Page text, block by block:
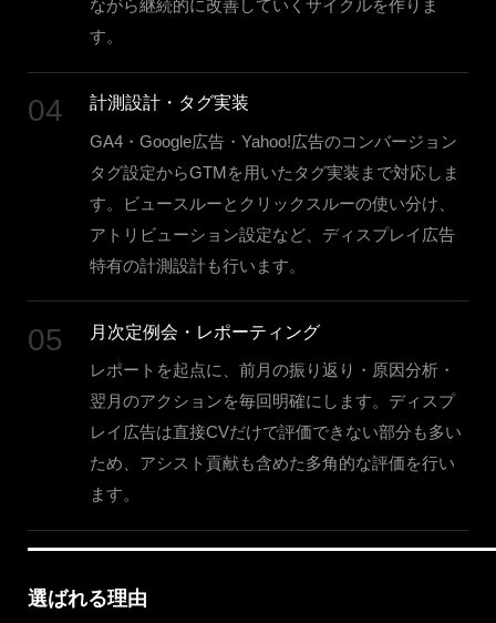
ながら継続的に改善していくサイクルを作りま
す。
04 計測設計・タグ実装
GA4・Google広告・Yahoo!広告のコンバージョン
タグ設定からGTMを用いたタグ実装まで対応しま
す。ビュースルーとクリックスルーの使い分け、
アトリビューション設定など、ディスプレイ広告
特有の計測設計も行います。
05 月次定例会・レポーティング
レポートを起点に、前月の振り返り・原因分析・
翌月のアクションを毎回明確にします。ディスプ
レイ広告は直接CVだけで評価できない部分も多い
ため、アシスト貢献も含めた多角的な評価を行い
ます。
選ばれる理由